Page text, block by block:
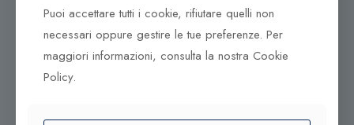
Puoi accettare tutti i cookie, rifiutare quelli non
necessari oppure gestire le tue preferenze. Per
maggiori informazioni, consulta la nostra Cookie
Policy.